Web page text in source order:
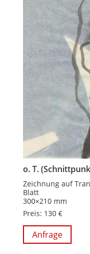
o. T.
Zeichnung auf
Blatt
300×210 mm
Preis: 130 €
Anfrage